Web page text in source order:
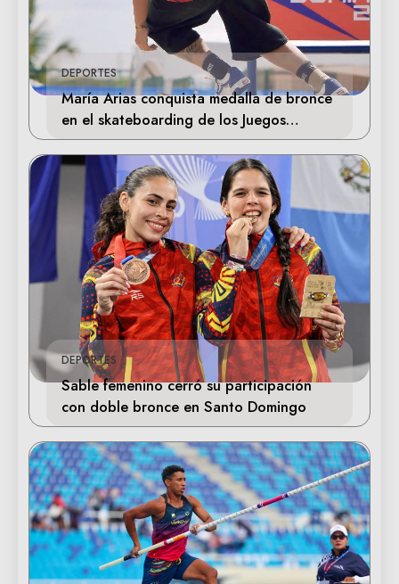
DEPORTES
María Arias conquista medalla de bronce
en el skateboarding de los Juegos
Centroamericanos
DEPORTES
Sable femenino cerró su participación
con doble bronce en Santo Domingo